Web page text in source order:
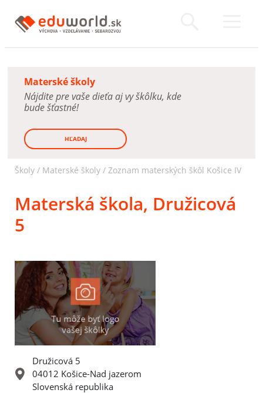
Materské školy
Nájdite pre vaše dieťa aj vy škôlku, kde
bude šťastné!
HĽADAJ
Školy / Materské školy / Zoznam materských škôl Košice IV
Materská škola, Družicová
5
Družicová 5
04012 Košice-Nad jazerom
Slovenská republika